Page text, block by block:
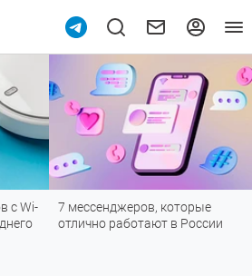
с Wi-
7 мессенджеров, которые
отлично работают в России